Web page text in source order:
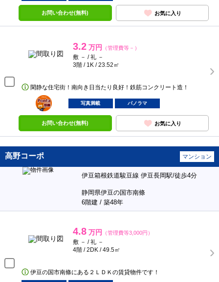
お問い合わせ(無料) お気に入り
3.2 万円 （管理費等－）
敷 － / 礼 －
3階 / 1K / 23.52㎡
閑静な住宅街！南向き日当たり良好！鉄筋コンクリート造！
ポンタ
部屋
写真満載 パノラマ
お問い合わせ(無料) お気に入り
高野コーポ マンション
伊豆箱根鉄道駿豆線 伊豆長岡駅/徒歩4分
静岡県伊豆の国市南條
6階建 / 築48年
4.8 万円 （管理費等3,000円）
敷 － / 礼 －
4階 / 2DK / 49.5㎡
伊豆の国市南條にある２ＬＤＫの賃貸物件です！